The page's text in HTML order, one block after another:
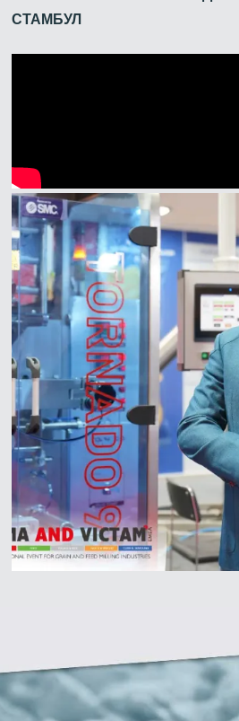
СТАМБУЛ
Мы ответим как